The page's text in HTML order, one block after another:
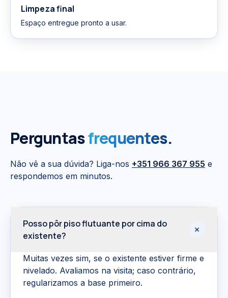
Limpeza final
Espaço entregue pronto a usar.
Perguntasfrequentes.
Não vê a sua dúvida? Liga-nos +351 966 367 955 e
respondemos em minutos.
Posso pôr piso flutuante por cima do
existente?
Muitas vezes sim, se o existente estiver firme e
nivelado. Avaliamos na visita; caso contrário,
regularizamos a base primeiro.